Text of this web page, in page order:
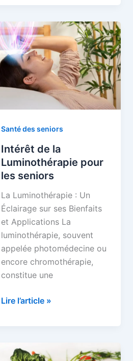
de
cheveux
Santé des seniors
Intérêt de la
Luminothérapie pour
les seniors
La Luminothérapie : Un
Éclairage sur ses Bienfaits
et Applications La
luminothérapie, souvent
appelée photomédecine ou
encore chromothérapie,
constitue une
Intérêt
pour
Lire l’article »